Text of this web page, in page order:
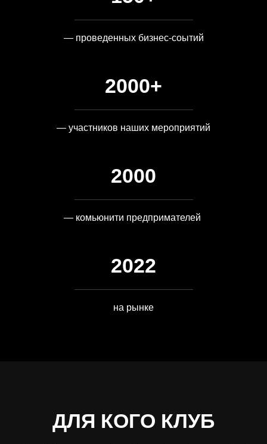
— проведенных бизнес-соытий
2000+
— участников наших мероприятий
2000
— комьюнити предпримателей
2022
на рынке
ДЛЯ КОГО КЛУБ